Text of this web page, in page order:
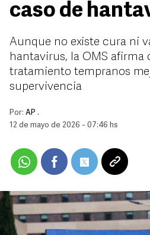
caso de
Aunque no existe cura ni
hantavirus, la OMS afirma
tratamiento tempranos
supervivencia
Por: AP .
12 de mayo de 2026 - 07:46 hs